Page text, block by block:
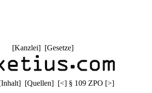
[Kanzlei] [Gesetze]
Inhalt] [Quellen] [<] § 109 ZPO [>]